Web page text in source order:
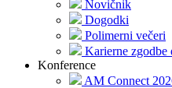
Novičnik
Dogodki
Polimerni večeri
Karierne
Konference
AM Connect